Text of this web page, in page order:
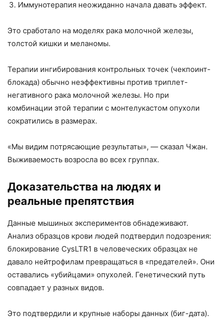
Иммунотерапия неожиданно начала давать эффект.
Это сработало на моделях рака молочной железы,
толстой кишки и меланомы.
Терапии ингибирования контрольных точек (чекпоинт-
блокада) обычно неэффективны против триплет-
негативного рака молочной железы. Но при
комбинации этой терапии с монтелукастом опухоли
сократились в размерах.
«Мы видим потрясающие результаты», — сказал Чжан.
Выживаемость возросла во всех группах.
Доказательства на людях и
реальные препятствия
Данные мышиных экспериментов обнадеживают.
Анализ образцов крови людей подтвердил подозрения:
блокирование CysLTR1 в человеческих образцах не
давало нейтрофилам превращаться в «предателей». Они
оставались «убийцами» опухолей. Генетический путь
совпадает у разных видов.
Это подтвердили и крупные наборы данных (биг-дата).